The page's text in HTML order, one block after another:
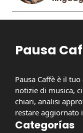
Pausa
Pausa Caffè è il
notizie di musica,
chiari, analisi
restare aggiornato
Categorías